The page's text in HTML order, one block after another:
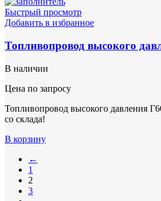
Быстрый просмотр
Добавить в избранное
Топливопровод высокого
В наличии
Цена по запросу
Топливопровод высокого давления
со склада!
В корзину
←
1
2
3